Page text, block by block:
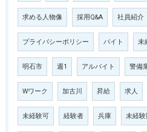
求める人物像 採用Q&A 社員紹介
プライバシーポリシー バイト 未
明石市 週1 アルバイト 警備
Wワーク 加古川 昇給 求人
未経験可 経験者 兵庫 未経験